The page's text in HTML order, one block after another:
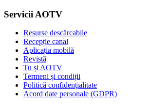
Servicii AOTV
Resurse descărcabile
Recepție canal
Aplicația mobilă
Revistă
Tu și AOTV
Termeni și condiții
Politică confidențialitate
Acord date personale (GDPR)